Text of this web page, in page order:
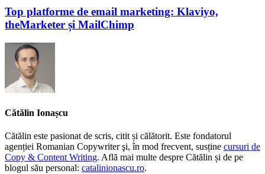
Top platforme de email marketing: Klaviyo,
theMarketer și MailChimp
Cătălin Ionașcu
Cătălin este pasionat de scris, citit și călătorit. Este fondatorul
agenției Romanian Copywriter şi, în mod frecvent, susține cursuri de
Copy & Content Writing. Află mai multe despre Cătălin și de pe
blogul său personal: catalinionascu.ro.